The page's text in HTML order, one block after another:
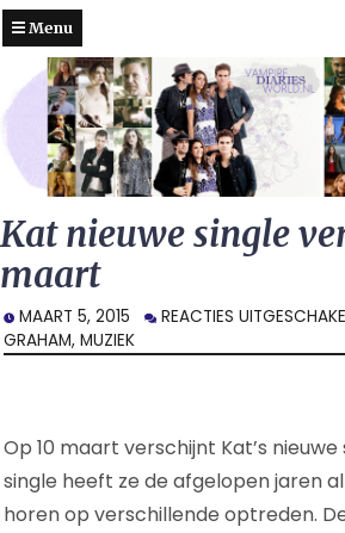
Menu
Kat nieuwe single
maart
MAART 5, 2015 REACTIES
GRAHAM, MUZIEK
Op 10 maart verschijnt Kat’s nieuwe
single heeft ze de afgelopen jaren
horen op verschillende optreden.